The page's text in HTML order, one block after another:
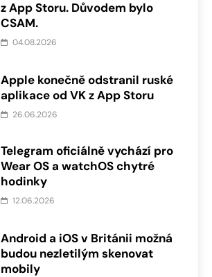
z App Storu. Důvodem bylo
CSAM.
04.08.2026
Apple konečně odstranil ruské
aplikace od VK z App Storu
26.06.2026
Telegram oficiálně vychází pro
Wear OS a watchOS chytré
hodinky
12.06.2026
Android a iOS v Británii možná
budou nezletilým skenovat
mobily